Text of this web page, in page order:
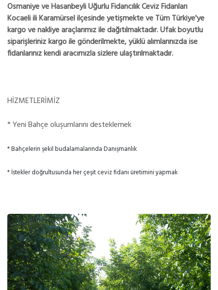
Osmaniye ve Hasanbeyli Uğurlu Fidancılık Ceviz Fidanları
Kocaeli ili Karamürsel ilçesinde yetişmekte ve Tüm Türkiye'ye
kargo ve nakliye araçlarımız ile dağıtılmaktadır. Ufak boyutlu
siparişleriniz kargo ile gönderilmekte, yüklü alımlarınızda ise
fidanlarınız kendi aracımızla sizlere ulaştırılmaktadır.
HİZMETLERİMİZ
* Yeni Bahçe oluşumlarını desteklemek
* Bahçelerin şekil budalamalarında Danışmanlık
* İstekler doğrultusunda her çeşit ceviz fidanı üretimini yapmak